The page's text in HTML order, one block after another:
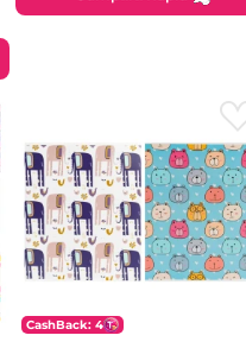
CashBack: 4